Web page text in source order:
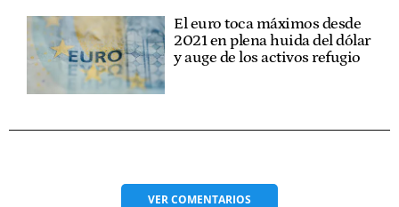
El euro toca máximos desde
2021 en plena huida del dólar
y auge de los activos refugio
VERCOMENTARIOS